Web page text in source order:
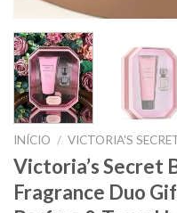
INÍCIO / VICTORIA'S
Victoria’s Secret
Fragrance Duo